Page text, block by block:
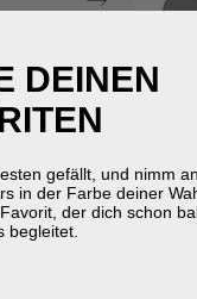
DEINEN
gefällt, und nimm
in der Farbe deiner
der dich schon
begleitet.